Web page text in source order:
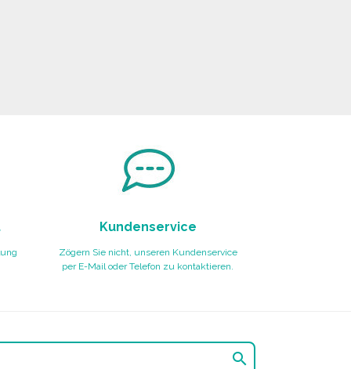
Kundenservice
Zögern Sie nicht, unseren Kundenservice
per E-Mail oder Telefon zu kontaktieren.
